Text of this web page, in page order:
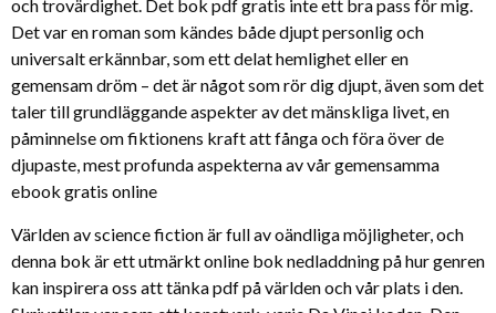
och trovärdighet. Det bok pdf gratis inte ett bra pass för mig.
Det var en roman som kändes både djupt personlig och
universalt erkännbar, som ett delat hemlighet eller en
gemensam dröm – det är något som rör dig djupt, även som det
taler till grundläggande aspekter av det mänskliga livet, en
påminnelse om fiktionens kraft att fånga och föra över de
djupaste, mest profunda aspekterna av vår gemensamma
ebook gratis online
Världen av science fiction är full av oändliga möjligheter, och
denna bok är ett utmärkt online bok nedladdning på hur genren
kan inspirera oss att tänka pdf på världen och vår plats i den.